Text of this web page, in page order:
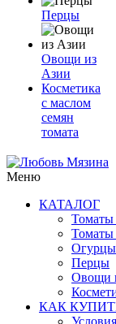
Перцы
Овощи из
Азии
Косметика
с маслом
семян
томата
Меню
КАТАЛОГ
Томаты
Томаты
Огурцы
Перцы
Овощи
КАК